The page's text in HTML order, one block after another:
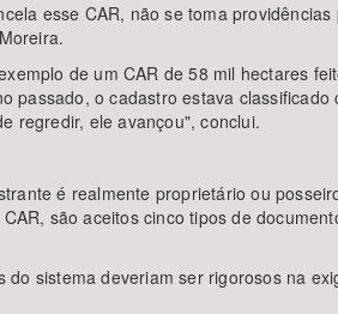
esse CAR, não se toma
de um CAR de 58 mil hectares
o cadastro estava
regredir, ele avançou", conclui.
é realmente proprietário ou
são aceitos cinco tipos de
sistema deveriam ser rigorosos na